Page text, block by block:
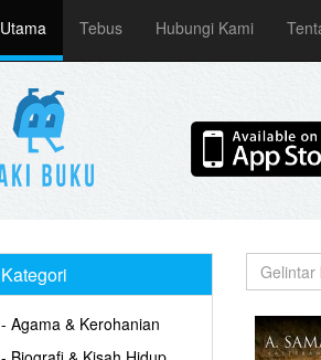
Utama Tebus Hubungi Kami
Kategori
- Agama & Kerohanian